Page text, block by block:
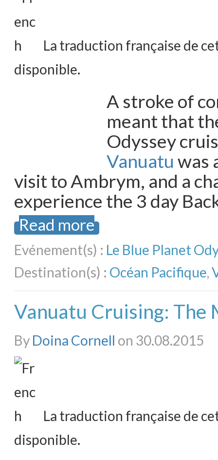
La traduction française de
disponible.
A stroke of
meant that
Odyssey
Vanuatu was
visit to Ambrym, and a
experience the 3 day
Read more
Evénement(s) : Le Blue Planet
Destination(s) : Océan Pacifique,
Vanuatu Cruising: The
By Doina Cornell on 30.08.2015
La traduction française de
disponible.